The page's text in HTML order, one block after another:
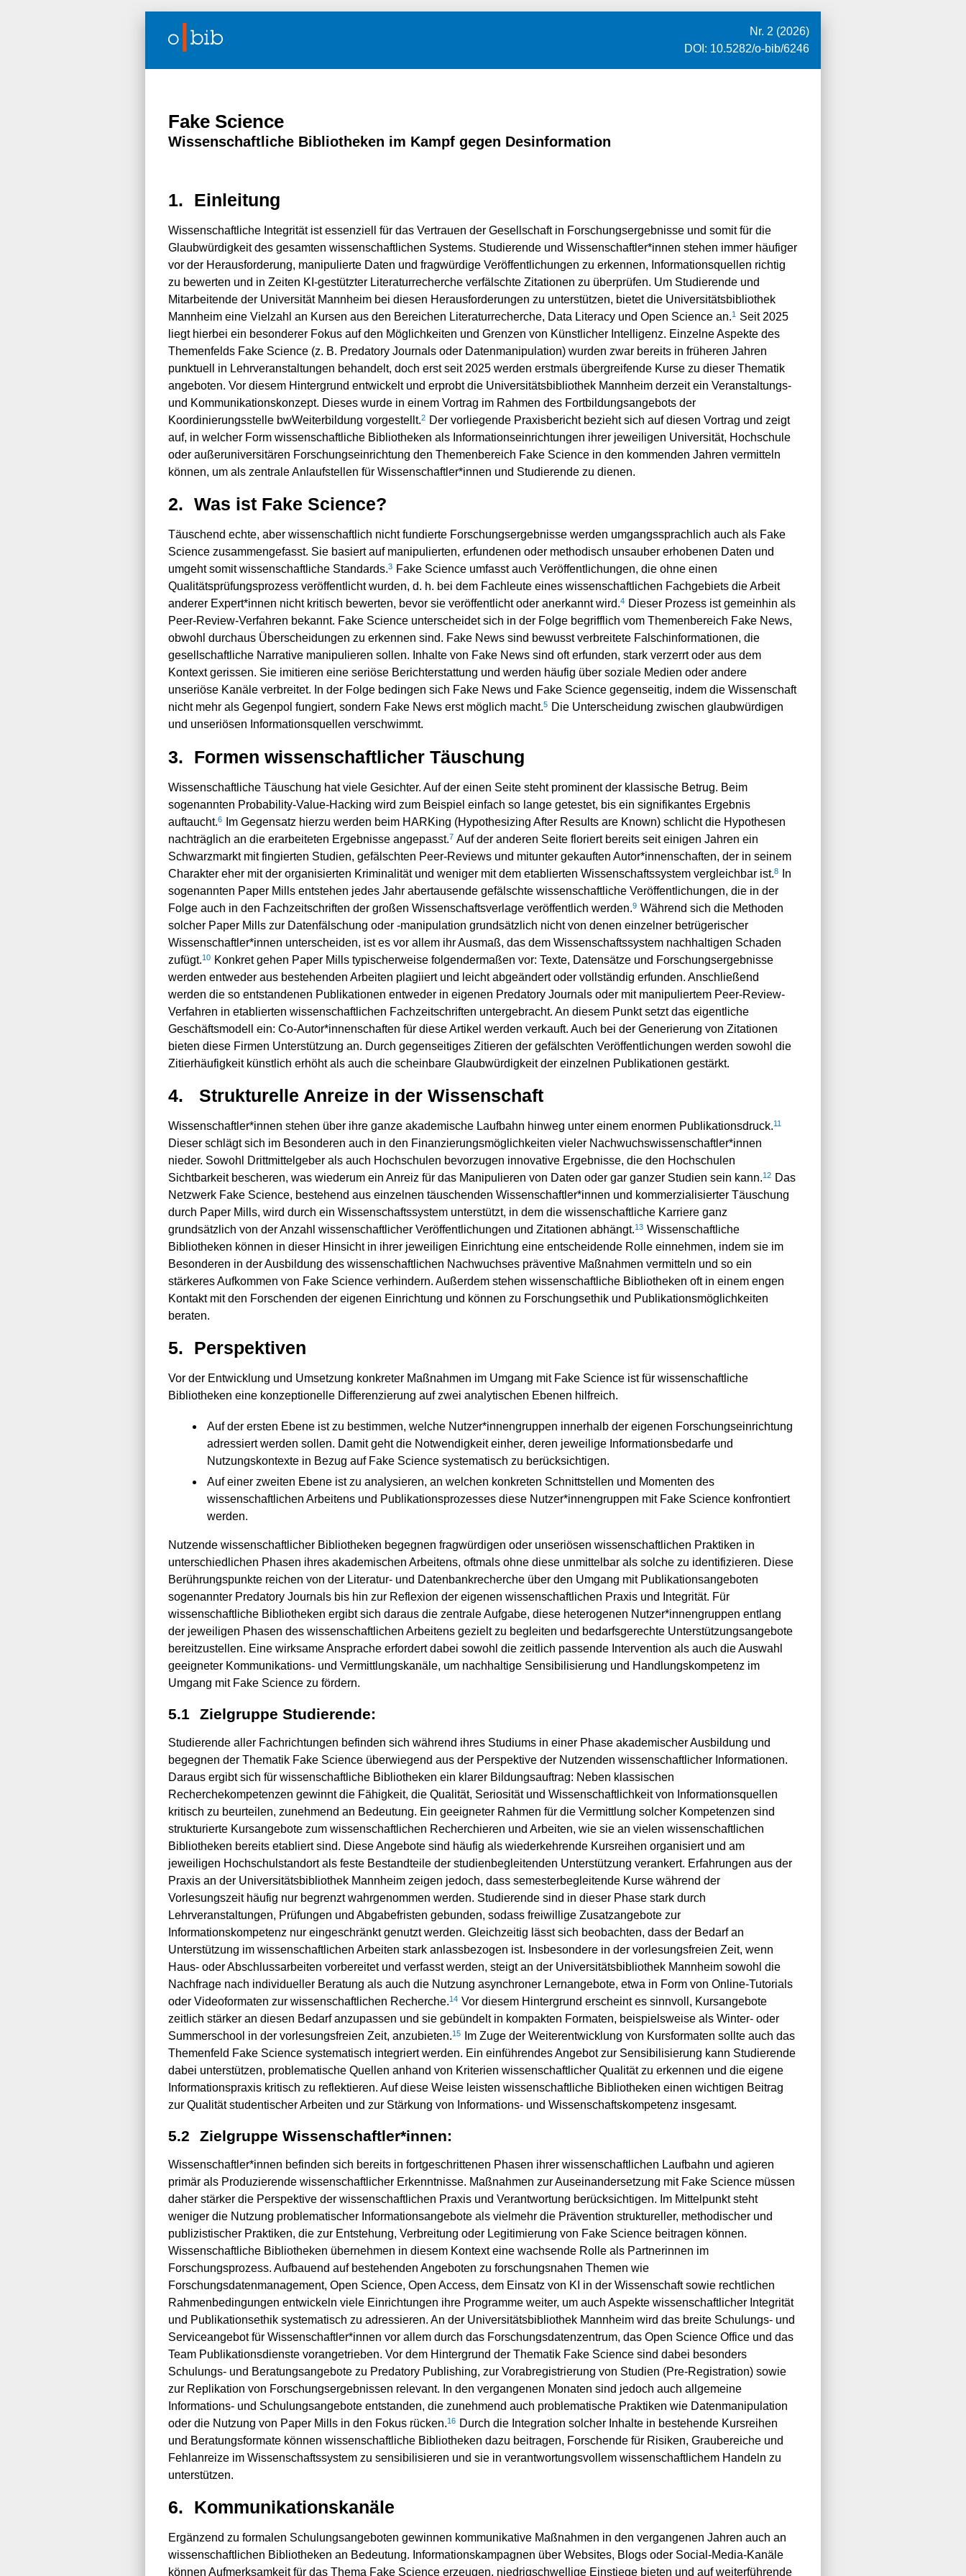
Nr. 2 (2026)
DOI: 10.5282/o-bib/6246
Fake Science
Wissenschaftliche Bibliotheken im Kampf gegen Desinformation
1. Einleitung
Wissenschaftliche Integrität ist essenziell für das Vertrauen der Gesellschaft in Forschungsergebnisse und somit für die
Glaubwürdigkeit des gesamten wissenschaftlichen Systems. Studierende und Wissenschaftler*innen stehen immer häufiger
vor der Herausforderung, manipulierte Daten und fragwürdige Veröffentlichungen zu erkennen, Informationsquellen richtig
zu bewerten und in Zeiten KI-gestützter Literaturrecherche verfälschte Zitationen zu überprüfen. Um Studierende und
Mitarbeitende der Universität Mannheim bei diesen Herausforderungen zu unterstützen, bietet die Universitätsbibliothek
Mannheim eine Vielzahl an Kursen aus den Bereichen Literaturrecherche, Data Literacy und Open Science an.1
Seit 2025
liegt hierbei ein besonderer Fokus auf den Möglichkeiten und Grenzen von Künstlicher Intelligenz. Einzelne Aspekte des
Themenfelds Fake Science (z. B. Predatory Journals oder Datenmanipulation) wurden zwar bereits in früheren Jahren
punktuell in Lehrveranstaltungen behandelt, doch erst seit 2025 werden erstmals übergreifende Kurse zu dieser Thematik
angeboten. Vor diesem Hintergrund entwickelt und erprobt die Universitätsbibliothek Mannheim derzeit ein Veranstaltungs-
und Kommunikationskonzept. Dieses wurde in einem Vortrag im Rahmen des Fortbildungsangebots der
Koordinierungsstelle bwWeiterbildung vorgestellt.2
Der vorliegende Praxisbericht bezieht sich auf diesen Vortrag und zeigt
auf, in welcher Form wissenschaftliche Bibliotheken als Informationseinrichtungen ihrer jeweiligen Universität, Hochschule
oder außeruniversitären Forschungseinrichtung den Themenbereich Fake Science in den kommenden Jahren vermitteln
können, um als zentrale Anlaufstellen für Wissenschaftler*innen und Studierende zu dienen.
2. Was ist Fake Science?
Täuschend echte, aber wissenschaftlich nicht fundierte Forschungsergebnisse werden umgangssprachlich auch als Fake
Science zusammengefasst. Sie basiert auf manipulierten, erfundenen oder methodisch unsauber erhobenen Daten und
umgeht somit wissenschaftliche Standards.3
Fake Science umfasst auch Veröffentlichungen, die ohne einen
Qualitätsprüfungsprozess veröffentlicht wurden, d. h. bei dem Fachleute eines wissenschaftlichen Fachgebiets die Arbeit
anderer Expert*innen nicht kritisch bewerten, bevor sie veröffentlicht oder anerkannt wird.4
Dieser Prozess ist gemeinhin als
Peer-Review-Verfahren bekannt. Fake Science unterscheidet sich in der Folge begrifflich vom Themenbereich Fake News,
obwohl durchaus Überscheidungen zu erkennen sind. Fake News sind bewusst verbreitete Falschinformationen, die
gesellschaftliche Narrative manipulieren sollen. Inhalte von Fake News sind oft erfunden, stark verzerrt oder aus dem
Kontext gerissen. Sie imitieren eine seriöse Berichterstattung und werden häufig über soziale Medien oder andere
unseriöse Kanäle verbreitet. In der Folge bedingen sich Fake News und Fake Science gegenseitig, indem die Wissenschaft
nicht mehr als Gegenpol fungiert, sondern Fake News erst möglich macht.5
Die Unterscheidung zwischen glaubwürdigen
und unseriösen Informationsquellen verschwimmt.
3. Formen wissenschaftlicher Täuschung
Wissenschaftliche Täuschung hat viele Gesichter. Auf der einen Seite steht prominent der klassische Betrug. Beim
sogenannten Probability-Value-Hacking wird zum Beispiel einfach so lange getestet, bis ein signifikantes Ergebnis
auftaucht.6
Im Gegensatz hierzu werden beim HARKing (Hypothesizing After Results are Known) schlicht die Hypothesen
nachträglich an die erarbeiteten Ergebnisse angepasst.7 Auf der anderen Seite floriert bereits seit einigen Jahren ein
Schwarzmarkt mit fingierten Studien, gefälschten Peer-Reviews und mitunter gekauften Autor*innenschaften, der in seinem
Charakter eher mit der organisierten Kriminalität und weniger mit dem etablierten Wissenschaftssystem vergleichbar ist.8
In
sogenannten Paper Mills entstehen jedes Jahr abertausende gefälschte wissenschaftliche Veröffentlichungen, die in der
Folge auch in den Fachzeitschriften der großen Wissenschaftsverlage veröffentlich werden.9 Während sich die Methoden
solcher Paper Mills zur Datenfälschung oder -manipulation grundsätzlich nicht von denen einzelner betrügerischer
Wissenschaftler*innen unterscheiden, ist es vor allem ihr Ausmaß, das dem Wissenschaftssystem nachhaltigen Schaden
zufügt.10
Konkret gehen Paper Mills typischerweise folgendermaßen vor: Texte, Datensätze und Forschungsergebnisse
werden entweder aus bestehenden Arbeiten plagiiert und leicht abgeändert oder vollständig erfunden. Anschließend
werden die so entstandenen Publikationen entweder in eigenen Predatory Journals oder mit manipuliertem Peer-Review-
Verfahren in etablierten wissenschaftlichen Fachzeitschriften untergebracht. An diesem Punkt setzt das eigentliche
Geschäftsmodell ein: Co-Autor*innenschaften für diese Artikel werden verkauft. Auch bei der Generierung von Zitationen
bieten diese Firmen Unterstützung an. Durch gegenseitiges Zitieren der gefälschten Veröffentlichungen werden sowohl die
Zitierhäufigkeit künstlich erhöht als auch die scheinbare Glaubwürdigkeit der einzelnen Publikationen gestärkt.
4. Strukturelle Anreize in der Wissenschaft
Wissenschaftler*innen stehen über ihre ganze akademische Laufbahn hinweg unter einem enormen Publikationsdruck.11
Dieser schlägt sich im Besonderen auch in den Finanzierungsmöglichkeiten vieler Nachwuchswissenschaftler*innen
nieder. Sowohl Drittmittelgeber als auch Hochschulen bevorzugen innovative Ergebnisse, die den Hochschulen
Sichtbarkeit bescheren, was wiederum ein Anreiz für das Manipulieren von Daten oder gar ganzer Studien sein kann.12
Das
Netzwerk Fake Science, bestehend aus einzelnen täuschenden Wissenschaftler*innen und kommerzialisierter Täuschung
durch Paper Mills, wird durch ein Wissenschaftssystem unterstützt, in dem die wissenschaftliche Karriere ganz
grundsätzlich von der Anzahl wissenschaftlicher Veröffentlichungen und Zitationen abhängt.13 Wissenschaftliche
Bibliotheken können in dieser Hinsicht in ihrer jeweiligen Einrichtung eine entscheidende Rolle einnehmen, indem sie im
Besonderen in der Ausbildung des wissenschaftlichen Nachwuchses präventive Maßnahmen vermitteln und so ein
stärkeres Aufkommen von Fake Science verhindern. Außerdem stehen wissenschaftliche Bibliotheken oft in einem engen
Kontakt mit den Forschenden der eigenen Einrichtung und können zu Forschungsethik und Publikationsmöglichkeiten
beraten.
5. Perspektiven
Vor der Entwicklung und Umsetzung konkreter Maßnahmen im Umgang mit Fake Science ist für wissenschaftliche
Bibliotheken eine konzeptionelle Differenzierung auf zwei analytischen Ebenen hilfreich.
Auf der ersten Ebene ist zu bestimmen, welche Nutzer*innengruppen innerhalb der eigenen Forschungseinrichtung
adressiert werden sollen. Damit geht die Notwendigkeit einher, deren jeweilige Informationsbedarfe und
Nutzungskontexte in Bezug auf Fake Science systematisch zu berücksichtigen.
Auf einer zweiten Ebene ist zu analysieren, an welchen konkreten Schnittstellen und Momenten des
wissenschaftlichen Arbeitens und Publikationsprozesses diese Nutzer*innengruppen mit Fake Science konfrontiert
werden.
Nutzende wissenschaftlicher Bibliotheken begegnen fragwürdigen oder unseriösen wissenschaftlichen Praktiken in
unterschiedlichen Phasen ihres akademischen Arbeitens, oftmals ohne diese unmittelbar als solche zu identifizieren. Diese
Berührungspunkte reichen von der Literatur- und Datenbankrecherche über den Umgang mit Publikationsangeboten
sogenannter Predatory Journals bis hin zur Reflexion der eigenen wissenschaftlichen Praxis und Integrität. Für
wissenschaftliche Bibliotheken ergibt sich daraus die zentrale Aufgabe, diese heterogenen Nutzer*innengruppen entlang
der jeweiligen Phasen des wissenschaftlichen Arbeitens gezielt zu begleiten und bedarfsgerechte Unterstützungsangebote
bereitzustellen. Eine wirksame Ansprache erfordert dabei sowohl die zeitlich passende Intervention als auch die Auswahl
geeigneter Kommunikations- und Vermittlungskanäle, um nachhaltige Sensibilisierung und Handlungskompetenz im
Umgang mit Fake Science zu fördern.
5.1 Zielgruppe Studierende:
Studierende aller Fachrichtungen befinden sich während ihres Studiums in einer Phase akademischer Ausbildung und
begegnen der Thematik Fake Science überwiegend aus der Perspektive der Nutzenden wissenschaftlicher Informationen.
Daraus ergibt sich für wissenschaftliche Bibliotheken ein klarer Bildungsauftrag: Neben klassischen
Recherchekompetenzen gewinnt die Fähigkeit, die Qualität, Seriosität und Wissenschaftlichkeit von Informationsquellen
kritisch zu beurteilen, zunehmend an Bedeutung. Ein geeigneter Rahmen für die Vermittlung solcher Kompetenzen sind
strukturierte Kursangebote zum wissenschaftlichen Recherchieren und Arbeiten, wie sie an vielen wissenschaftlichen
Bibliotheken bereits etabliert sind. Diese Angebote sind häufig als wiederkehrende Kursreihen organisiert und am
jeweiligen Hochschulstandort als feste Bestandteile der studienbegleitenden Unterstützung verankert. Erfahrungen aus der
Praxis an der Universitätsbibliothek Mannheim zeigen jedoch, dass semesterbegleitende Kurse während der
Vorlesungszeit häufig nur begrenzt wahrgenommen werden. Studierende sind in dieser Phase stark durch
Lehrveranstaltungen, Prüfungen und Abgabefristen gebunden, sodass freiwillige Zusatzangebote zur
Informationskompetenz nur eingeschränkt genutzt werden. Gleichzeitig lässt sich beobachten, dass der Bedarf an
Unterstützung im wissenschaftlichen Arbeiten stark anlassbezogen ist. Insbesondere in der vorlesungsfreien Zeit, wenn
Haus- oder Abschlussarbeiten vorbereitet und verfasst werden, steigt an der Universitätsbibliothek Mannheim sowohl die
Nachfrage nach individueller Beratung als auch die Nutzung asynchroner Lernangebote, etwa in Form von Online-Tutorials
oder Videoformaten zur wissenschaftlichen Recherche.14 Vor diesem Hintergrund erscheint es sinnvoll, Kursangebote
zeitlich stärker an diesen Bedarf anzupassen und sie gebündelt in kompakten Formaten, beispielsweise als Winter- oder
Summerschool in der vorlesungsfreien Zeit, anzubieten.15
Im Zuge der Weiterentwicklung von Kursformaten sollte auch das
Themenfeld Fake Science systematisch integriert werden. Ein einführendes Angebot zur Sensibilisierung kann Studierende
dabei unterstützen, problematische Quellen anhand von Kriterien wissenschaftlicher Qualität zu erkennen und die eigene
Informationspraxis kritisch zu reflektieren. Auf diese Weise leisten wissenschaftliche Bibliotheken einen wichtigen Beitrag
zur Qualität studentischer Arbeiten und zur Stärkung von Informations- und Wissenschaftskompetenz insgesamt.
5.2 Zielgruppe Wissenschaftler*innen:
Wissenschaftler*innen befinden sich bereits in fortgeschrittenen Phasen ihrer wissenschaftlichen Laufbahn und agieren
primär als Produzierende wissenschaftlicher Erkenntnisse. Maßnahmen zur Auseinandersetzung mit Fake Science müssen
daher stärker die Perspektive der wissenschaftlichen Praxis und Verantwortung berücksichtigen. Im Mittelpunkt steht
weniger die Nutzung problematischer Informationsangebote als vielmehr die Prävention struktureller, methodischer und
publizistischer Praktiken, die zur Entstehung, Verbreitung oder Legitimierung von Fake Science beitragen können.
Wissenschaftliche Bibliotheken übernehmen in diesem Kontext eine wachsende Rolle als Partnerinnen im
Forschungsprozess. Aufbauend auf bestehenden Angeboten zu forschungsnahen Themen wie
Forschungsdatenmanagement, Open Science, Open Access, dem Einsatz von KI in der Wissenschaft sowie rechtlichen
Rahmenbedingungen entwickeln viele Einrichtungen ihre Programme weiter, um auch Aspekte wissenschaftlicher Integrität
und Publikationsethik systematisch zu adressieren. An der Universitätsbibliothek Mannheim wird das breite Schulungs- und
Serviceangebot für Wissenschaftler*innen vor allem durch das Forschungsdatenzentrum, das Open Science Office und das
Team Publikationsdienste vorangetrieben. Vor dem Hintergrund der Thematik Fake Science sind dabei besonders
Schulungs- und Beratungsangebote zu Predatory Publishing, zur Vorabregistrierung von Studien (Pre-Registration) sowie
zur Replikation von Forschungsergebnissen relevant. In den vergangenen Monaten sind jedoch auch allgemeine
Informations- und Schulungsangebote entstanden, die zunehmend auch problematische Praktiken wie Datenmanipulation
oder die Nutzung von Paper Mills in den Fokus rücken.16
Durch die Integration solcher Inhalte in bestehende Kursreihen
und Beratungsformate können wissenschaftliche Bibliotheken dazu beitragen, Forschende für Risiken, Graubereiche und
Fehlanreize im Wissenschaftssystem zu sensibilisieren und sie in verantwortungsvollem wissenschaftlichem Handeln zu
unterstützen.
6. Kommunikationskanäle
Ergänzend zu formalen Schulungsangeboten gewinnen kommunikative Maßnahmen in den vergangenen Jahren auch an
wissenschaftlichen Bibliotheken an Bedeutung. Informationskampagnen über Websites, Blogs oder Social-Media-Kanäle
können Aufmerksamkeit für das Thema Fake Science erzeugen, niedrigschwellige Einstiege bieten und auf weiterführende